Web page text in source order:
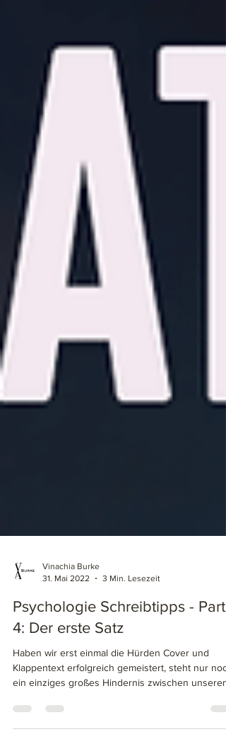
31. Mai 2022
3 Min. Lesezeit
Psychologie Schreibtipps - Part
4: Der erste Satz
Haben wir erst einmal die Hürden Cover und
Klappentext erfolgreich gemeistert, steht nur
ein einziges großes Hindernis zwischen unserem